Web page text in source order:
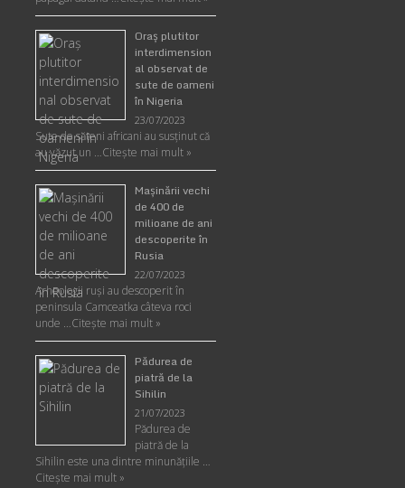
Oraş plutitor
interdimension
al observat de
sute de oameni
în Nigeria
23/07/2023
Sute de săteni africani au susținut că
au văzut un …Citește mai mult »
Maşinării vechi
de 400 de
milioane de ani
descoperite în
Rusia
22/07/2023
Arheologii ruşi au descoperit în
peninsula Camceatka câteva roci
unde …Citește mai mult »
Pădurea de
piatră de la
Sihilin
21/07/2023
Pădurea de
piatră de la
Sihilin este una dintre minunăţiile …
Citește mai mult »